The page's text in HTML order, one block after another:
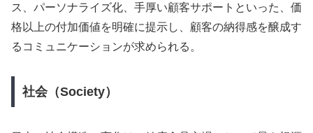
ス、パーソナライズ化、手厚い顧客サポートといった、価
格以上の付加価値を明確に提示し、顧客の納得感を醸成す
るコミュニケーションが求められる。
社会（Society）